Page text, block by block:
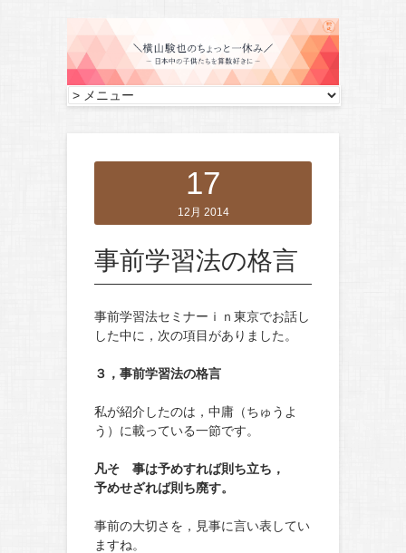
17
12月 2014
事前学習法の格言
事前学習法セミナーｉｎ東京でお話し
した中に，次の項目がありました。
３，事前学習法の格言
私が紹介したのは，中庸（ちゅうよ
う）に載っている一節です。
凡そ 事は予めすれば則ち立ち，
予めせざれば則ち廃す。
事前の大切さを，見事に言い表してい
ますね。